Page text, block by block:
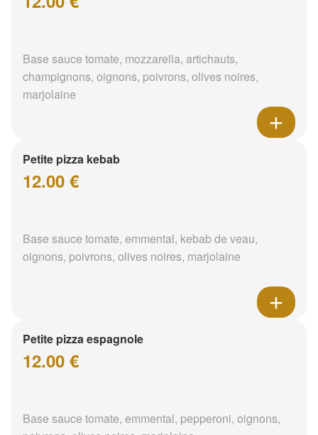
Base sauce tomate, mozzarella, artichauts,
champignons, oignons, poivrons, olives noires,
marjolaine
Petite pizza kebab
12.00 €
Base sauce tomate, emmental, kebab de veau,
oignons, poivrons, olives noires, marjolaine
Petite pizza espagnole
12.00 €
Base sauce tomate, emmental, pepperoni, oignons,